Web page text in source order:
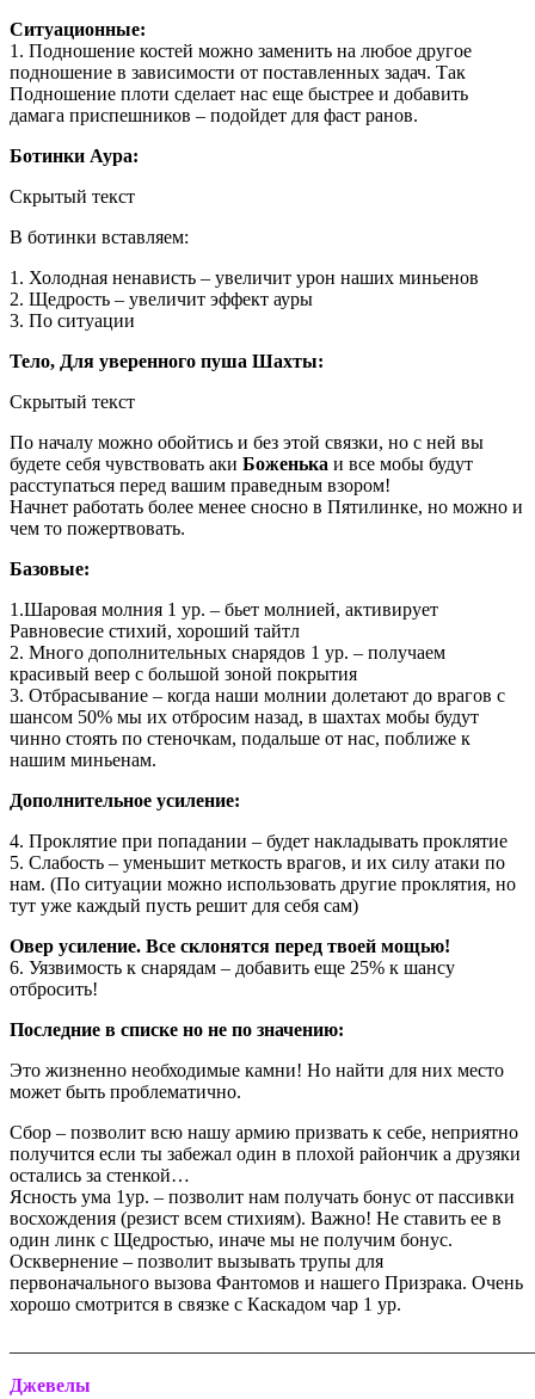
Ситуационные:
1. Подношение костей можно заменить на любое другое
подношение в зависимости от поставленных задач. Так
Подношение плоти сделает нас еще быстрее и добавить
дамага приспешников – подойдет для фаст ранов.
Ботинки Аура:
Скрытый текст
В ботинки вставляем:
1. Холодная ненависть – увеличит урон наших миньенов
2. Щедрость – увеличит эффект ауры
3. По ситуации
Тело, Для уверенного пуша Шахты:
Скрытый текст
По началу можно обойтись и без этой связки, но с ней вы
будете себя чувствовать аки Боженька и все мобы будут
расступаться перед вашим праведным взором!
Начнет работать более менее сносно в Пятилинке, но можно и
чем то пожертвовать.
Базовые:
1.Шаровая молния 1 ур. – бьет молнией, активирует
Равновесие стихий, хороший тайтл
2. Много дополнительных снарядов 1 ур. – получаем
красивый веер с большой зоной покрытия
3. Отбрасывание – когда наши молнии долетают до врагов с
шансом 50% мы их отбросим назад, в шахтах мобы будут
чинно стоять по стеночкам, подальше от нас, поближе к
нашим миньенам.
Дополнительное усиление:
4. Проклятие при попадании – будет накладывать проклятие
5. Слабость – уменьшит меткость врагов, и их силу атаки по
нам. (По ситуации можно использовать другие проклятия, но
тут уже каждый пусть решит для себя сам)
Овер усиление. Все склонятся перед твоей мощью!
6. Уязвимость к снарядам – добавить еще 25% к шансу
отбросить!
Последние в списке но не по значению:
Это жизненно необходимые камни! Но найти для них место
может быть проблематично.
Сбор – позволит всю нашу армию призвать к себе, неприятно
получится если ты забежал один в плохой райончик а друзяки
остались за стенкой…
Ясность ума 1ур. – позволит нам получать бонус от пассивки
восхождения (резист всем стихиям). Важно! Не ставить ее в
один линк с Щедростью, иначе мы не получим бонус.
Осквернение – позволит вызывать трупы для
первоначального вызова Фантомов и нашего Призрака. Очень
хорошо смотрится в связке с Каскадом чар 1 ур.
Джевелы